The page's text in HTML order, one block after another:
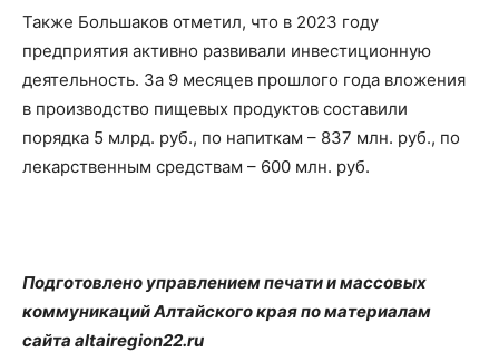
Также Большаков отметил, что в 2023 году
предприятия активно развивали инвестиционную
деятельность. За 9 месяцев прошлого года вложения
в производство пищевых продуктов составили
порядка 5 млрд. руб., по напиткам – 837 млн. руб., по
лекарственным средствам – 600 млн. руб.
Подготовлено управлением печати и массовых
коммуникаций Алтайского края по материалам
сайта altairegion22.ru